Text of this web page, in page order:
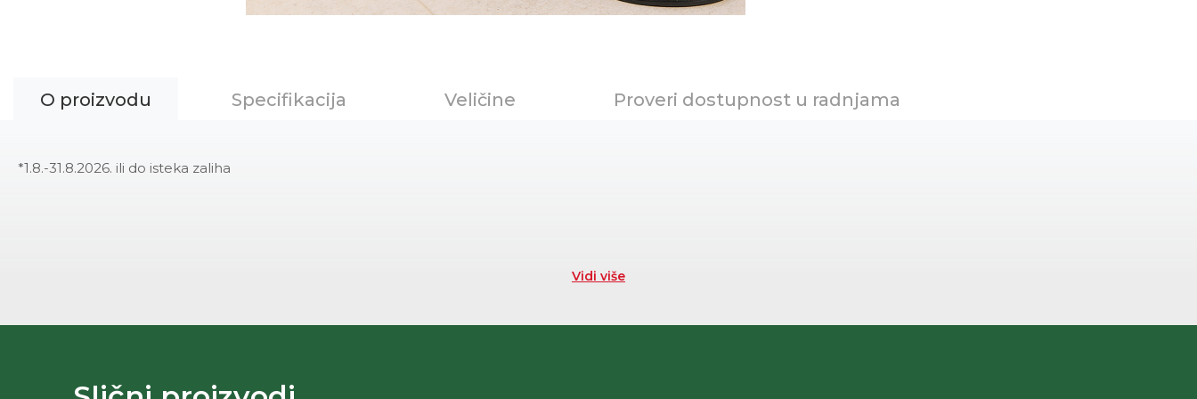
O proizvodu Specifikacija Veličine Proveri dostupnost u radnjama
*1.8.-31.8.2026. ili do isteka zaliha
Vidi više